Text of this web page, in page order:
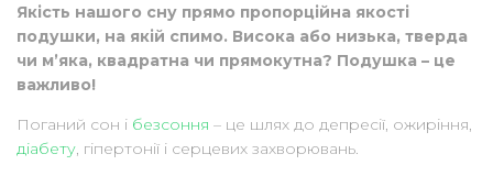
Якість нашого сну прямо пропорційна якості
подушки, на якій спимо. Висока або низька, тверда
чи м’яка, квадратна чи прямокутна? Подушка – це
важливо!
Поганий сон і безсоння – це шлях до депресії, ожиріння,
діабету, гіпертонії і серцевих захворювань.